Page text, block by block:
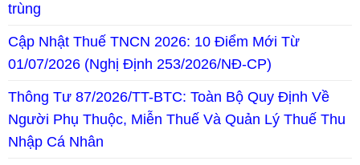
trùng
Cập Nhật Thuế TNCN 2026: 10 Điểm Mới Từ
01/07/2026 (Nghị Định 253/2026/NĐ-CP)
Thông Tư 87/2026/TT-BTC: Toàn Bộ Quy Định Về
Người Phụ Thuộc, Miễn Thuế Và Quản Lý Thuế Thu
Nhập Cá Nhân